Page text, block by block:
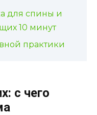
для спины и
10 минут
практики
с чего